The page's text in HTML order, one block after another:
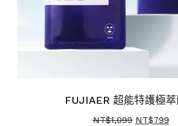
FUJIAER 超能特護極
NT$1,099 NT$799